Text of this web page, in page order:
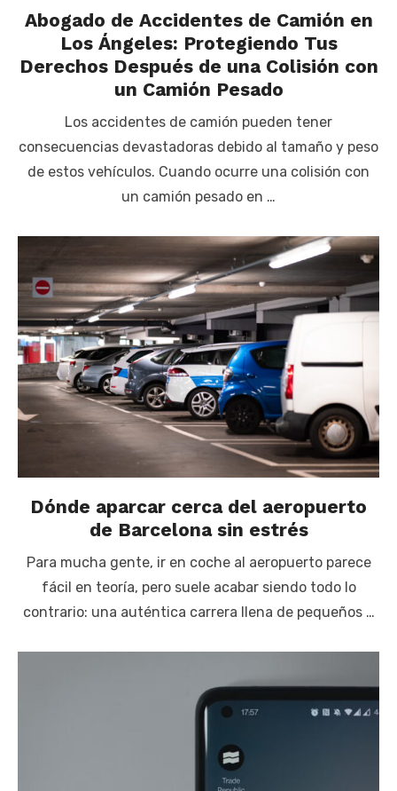
Abogado de Accidentes de Camión en
Los Ángeles: Protegiendo Tus
Derechos Después de una Colisión con
un Camión Pesado
Los accidentes de camión pueden tener
consecuencias devastadoras debido al tamaño y peso
de estos vehículos. Cuando ocurre una colisión con
un camión pesado en …
Dónde aparcar cerca del aeropuerto
de Barcelona sin estrés
Para mucha gente, ir en coche al aeropuerto parece
fácil en teoría, pero suele acabar siendo todo lo
contrario: una auténtica carrera llena de pequeños …